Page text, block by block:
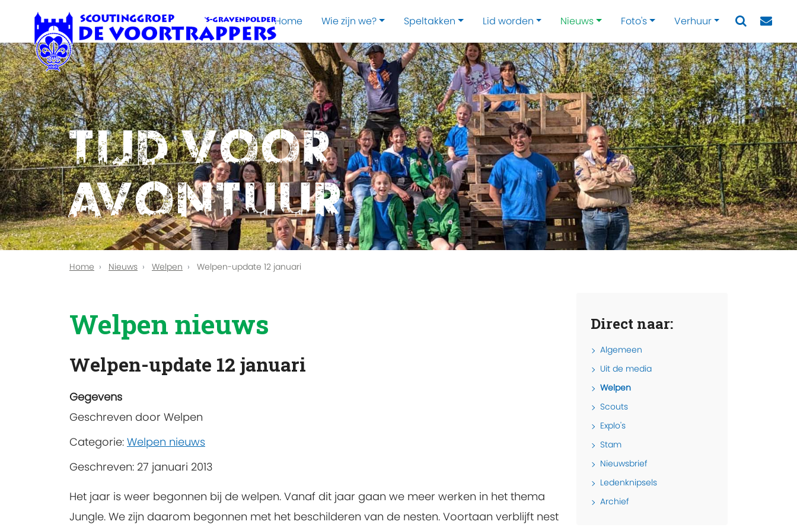
Home Wie zijn we? Speltakken Lid worden Nieuws Foto's Verhuur
Tijd voor
avontuur
Home Nieuws Welpen Welpen-update 12 januari
Welpen nieuws
Welpen-update 12 januari
Gegevens
Geschreven door Welpen
Categorie: Welpen nieuws
Geschreven: 27 januari 2013
Het jaar is weer begonnen bij de welpen. Vanaf dit jaar gaan we meer werken in het thema
Jungle. We zijn daarom begonnen met het beschilderen van de nesten. Voortaan verblijft nest
Direct naar:
Algemeen
Uit de media
Welpen
Scouts
Explo's
Stam
Nieuwsbrief
Ledenknipsels
Archief